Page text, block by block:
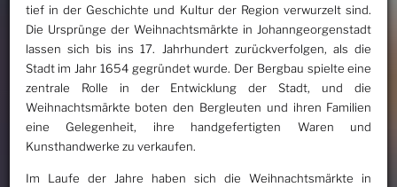
tief in der Geschichte und Kultur der Region verwurzelt sind.
Die Ursprünge der Weihnachtsmärkte in Johanngeorgenstadt
lassen sich bis ins 17. Jahrhundert zurückverfolgen, als die
Stadt im Jahr 1654 gegründet wurde. Der Bergbau spielte eine
zentrale Rolle in der Entwicklung der Stadt, und die
Weihnachtsmärkte boten den Bergleuten und ihren Familien
eine Gelegenheit, ihre handgefertigten Waren und
Kunsthandwerke zu verkaufen.
Im Laufe der Jahre haben sich die Weihnachtsmärkte in